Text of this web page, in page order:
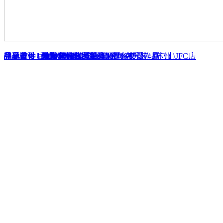
翌禾美学（ 杭州王道公园 )
品界设计 | 爱食者的私人厨房 - 傲客夜食（厦门）JFC店
品界设计 - 漳州碧湖人居新体验 - 三套
品界设计 | 泉州马可波罗独栋别墅 - 实景作品
品界设计 | SHUNXING DESIGN顺兴男装（苏州）
品界设计 | 泉州华光会所
品界设计 | 600㎡当代豪宅的雅致轻奢
静谧的午后时光 - 漳州冠城国际
张弛有度 - 顺兴男装